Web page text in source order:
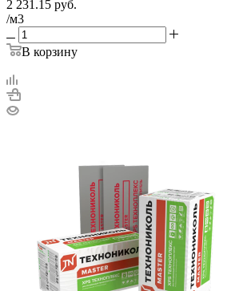
2 231.15 руб.
/м3
В корзину